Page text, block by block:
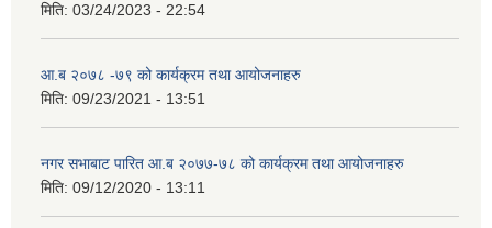
मिति: 03/24/2023 - 22:54
आ.ब २०७८ -७९ को कार्यक्रम तथा आयोजनाहरु
मिति: 09/23/2021 - 13:51
नगर सभाबाट पारित आ.ब २०७७-७८ को कार्यक्रम तथा आयोजनाहरु
मिति: 09/12/2020 - 13:11